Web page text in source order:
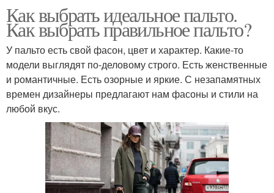
Как выбрать идеальное пальто.
Как выбрать правильное пальто?
У пальто есть свой фасон, цвет и характер. Какие-то
модели выглядят по-деловому строго. Есть женственные
и романтичные. Есть озорные и яркие. С незапамятных
времен дизайнеры предлагают нам фасоны и стили на
любой вкус.